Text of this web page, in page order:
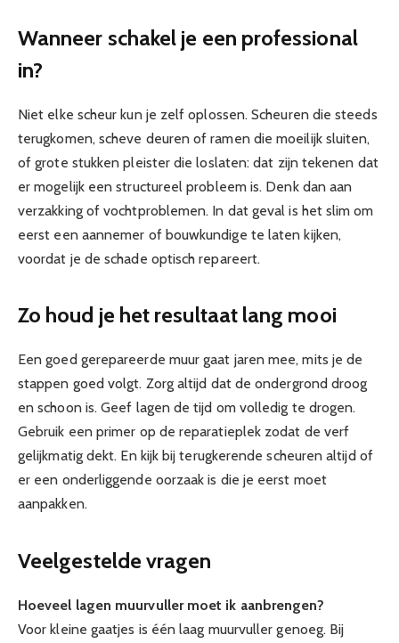
Wanneer schakel je een professional
in?
Niet elke scheur kun je zelf oplossen. Scheuren die steeds
terugkomen, scheve deuren of ramen die moeilijk sluiten,
of grote stukken pleister die loslaten: dat zijn tekenen dat
er mogelijk een structureel probleem is. Denk dan aan
verzakking of vochtproblemen. In dat geval is het slim om
eerst een aannemer of bouwkundige te laten kijken,
voordat je de schade optisch repareert.
Zo houd je het resultaat lang mooi
Een goed gerepareerde muur gaat jaren mee, mits je de
stappen goed volgt. Zorg altijd dat de ondergrond droog
en schoon is. Geef lagen de tijd om volledig te drogen.
Gebruik een primer op de reparatieplek zodat de verf
gelijkmatig dekt. En kijk bij terugkerende scheuren altijd of
er een onderliggende oorzaak is die je eerst moet
aanpakken.
Veelgestelde vragen
Hoeveel lagen muurvuller moet ik aanbrengen?
Voor kleine gaatjes is één laag muurvuller genoeg. Bij